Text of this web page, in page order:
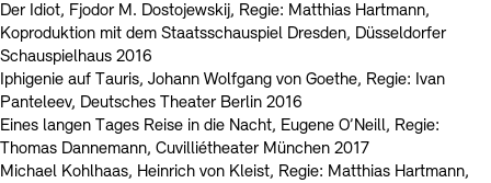
Der Idiot, Fjodor M. Dostojewskij, Regie: Matthias Hartmann,
Koproduktion mit dem Staatsschauspiel Dresden, Düsseldorfer
Schauspielhaus 2016
Iphigenie auf Tauris, Johann Wolfgang von Goethe, Regie: Ivan
Panteleev, Deutsches Theater Berlin 2016
Eines langen Tages Reise in die Nacht, Eugene O’Neill, Regie:
Thomas Dannemann, Cuvilliétheater München 2017
Michael Kohlhaas, Heinrich von Kleist, Regie: Matthias Hartmann,